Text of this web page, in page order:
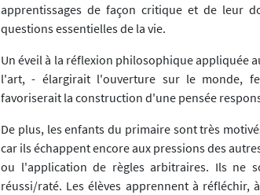
apprentissages de façon critique et de leur
questions essentielles de la vie.
Un éveil à la réflexion philosophique appliquée
l'art, - élargirait l'ouverture sur le monde,
favoriserait la construction d'une pensée
De plus, les enfants du primaire sont très
car ils échappent encore aux pressions des
ou l'application de règles arbitraires. Ils ne
réussi/raté. Les élèves apprennent à réfléchir,